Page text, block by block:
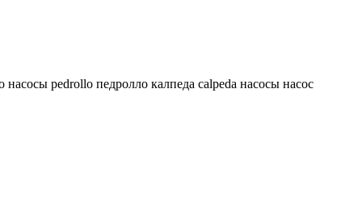
pedrollo педролло калпеда calpeda насосы насос